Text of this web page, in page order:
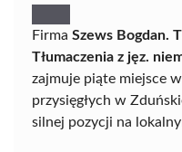
Firma Szews Bogdan.
Tłumaczenia z jęz.
zajmuje piąte miejsce
przysięgłych w
silnej pozycji na